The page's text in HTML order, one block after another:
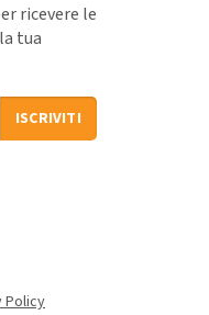
ricevere le
tua
ISCRIVITI
Policy